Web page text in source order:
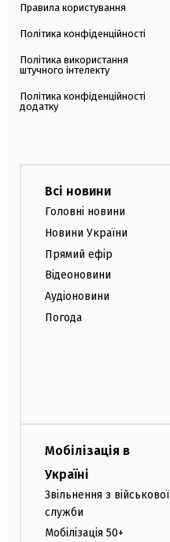
Правила користування
Політика конфіденційності
Політика використання
штучного інтелекту
Політика конфіденційності
додатку
Всі новини
Головні новини
Новини України
Прямий ефір
Відеоновини
Аудіоновини
Погода
Мобілізація в
Україні
Звільнення з військової
служби
Мобілізація 50+